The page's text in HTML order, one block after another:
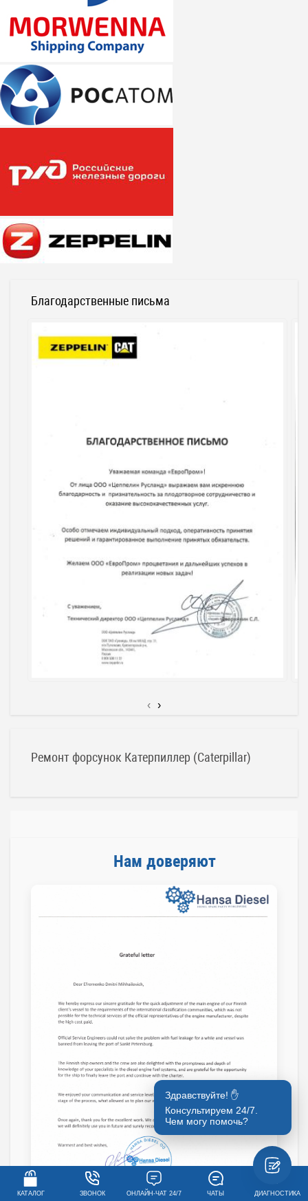
Благодарственные письма
‹ ›
Ремонт форсунок Катерпиллер (Caterpillar)
Нам доверяют
КАТАЛОГ ЗВОНОК ОНЛАЙН-ЧАТ 24/7 ЧАТЫ ДИАГНОСТИКА
Здравствуйте! ✋
Консультируем 24/7.
Чем могу помочь?